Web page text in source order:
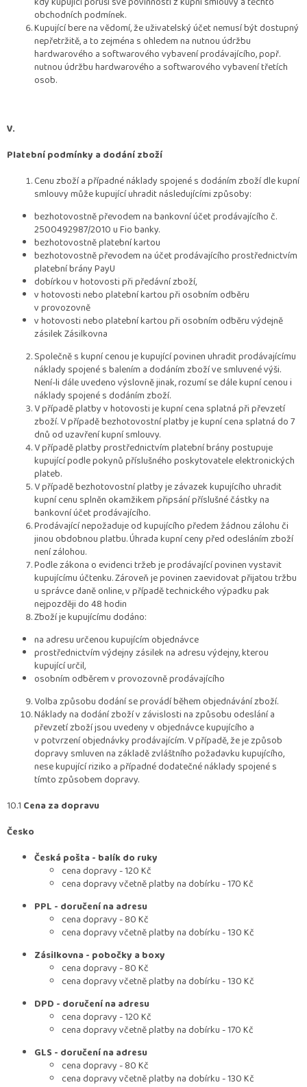
obchodních podmínek.
Kupující bere na vědomí, že uživatelský účet nemusí být dostupný
nepřetržitě, a to zejména s ohledem na nutnou údržbu
hardwarového a softwarového vybavení prodávajícího, popř.
nutnou údržbu hardwarového a softwarového vybavení třetích
osob.
V.
Platební podmínky a dodání zboží
Cenu zboží a případné náklady spojené s dodáním zboží dle kupní
smlouvy může kupující uhradit následujícími způsoby:
bezhotovostně převodem na bankovní účet prodávajícího č.
2500492987/2010 u Fio banky.
bezhotovostně platební kartou
bezhotovostně převodem na účet prodávajícího prostřednictvím
platební brány PayU
dobírkou v hotovosti při předávní zboží,
v hotovosti nebo platební kartou při osobním odběru
v provozovně
v hotovosti nebo platební kartou při osobním odběru výdejně
zásilek Zásilkovna
Společně s kupní cenou je kupující povinen uhradit prodávajícímu
náklady spojené s balením a dodáním zboží ve smluvené výši.
Není-li dále uvedeno výslovně jinak, rozumí se dále kupní cenou i
náklady spojené s dodáním zboží.
V případě platby v hotovosti je kupní cena splatná při převzetí
zboží. V případě bezhotovostní platby je kupní cena splatná do 7
dnů od uzavření kupní smlouvy.
V případě platby prostřednictvím platební brány postupuje
kupující podle pokynů příslušného poskytovatele elektronických
plateb.
V případě bezhotovostní platby je závazek kupujícího uhradit
kupní cenu splněn okamžikem připsání příslušné částky na
bankovní účet prodávajícího.
Prodávající nepožaduje od kupujícího předem žádnou zálohu či
jinou obdobnou platbu. Úhrada kupní ceny před odesláním zboží
není zálohou.
Podle zákona o evidenci tržeb je prodávající povinen vystavit
kupujícímu účtenku. Zároveň je povinen zaevidovat přijatou tržbu
u správce daně online, v případě technického výpadku pak
nejpozději do 48 hodin
Zboží je kupujícímu dodáno:
na adresu určenou kupujícím objednávce
prostřednictvím výdejny zásilek na adresu výdejny, kterou
kupující určil,
osobním odběrem v provozovně prodávajícího
Volba způsobu dodání se provádí během objednávání zboží.
Náklady na dodání zboží v závislosti na způsobu odeslání a
převzetí zboží jsou uvedeny v objednávce kupujícího a
v potvrzení objednávky prodávajícím. V případě, že je způsob
dopravy smluven na základě zvláštního požadavku kupujícího,
nese kupující riziko a případné dodatečné náklady spojené s
tímto způsobem dopravy.
10.1 Cena za dopravu
Česko
Česká pošta - balík do ruky
cena dopravy - 120 Kč
cena dopravy včetně platby na dobírku - 170 Kč
PPL - doručení na adresu
cena dopravy - 80 Kč
cena dopravy včetně platby na dobírku - 130 Kč
Zásilkovna - pobočky a boxy
cena dopravy - 80 Kč
cena dopravy včetně platby na dobírku - 130 Kč
DPD - doručení na adresu
cena dopravy - 120 Kč
cena dopravy včetně platby na dobírku - 170 Kč
GLS - doručení na adresu
cena dopravy - 80 Kč
cena dopravy včetně platby na dobírku - 130 Kč